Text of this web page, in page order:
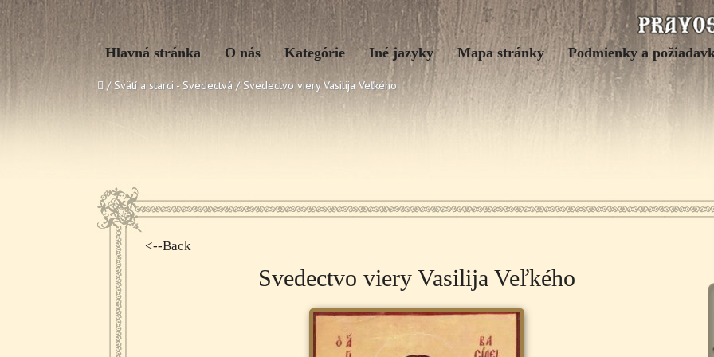
Hlavná stránka O nás Kategórie Iné jazyky Mapa stránky Podmienky a
/ Svätí a starci - Svedectvá /Svedectvo viery Vasilija Veľkého
<--Back
Svedectvo viery Vasilija Veľkého